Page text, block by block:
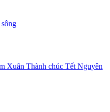
Xuân Thành chúc Tết Nguyên